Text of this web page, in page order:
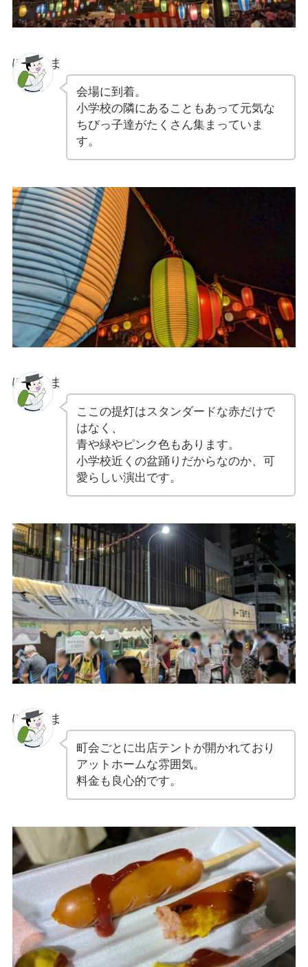
ぽちゃま
会場に到着。
小学校の隣にあることもあって元気な
ちびっ子達がたくさん集まっていま
す。
ぽちゃま
ここの提灯はスタンダードな赤だけで
はなく、
青や緑やピンク色もあります。
小学校近くの盆踊りだからなのか、可
愛らしい演出です。
ぽちゃま
町会ごとに出店テントが開かれており
アットホームな雰囲気。
料金も良心的です。